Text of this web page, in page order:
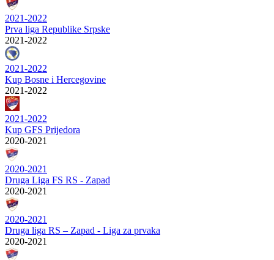
2021-2022
Prva liga Republike Srpske
2021-2022
2021-2022
Kup Bosne i Hercegovine
2021-2022
2021-2022
Kup GFS Prijedora
2020-2021
2020-2021
Druga Liga FS RS - Zapad
2020-2021
2020-2021
Druga liga RS – Zapad - Liga za prvaka
2020-2021